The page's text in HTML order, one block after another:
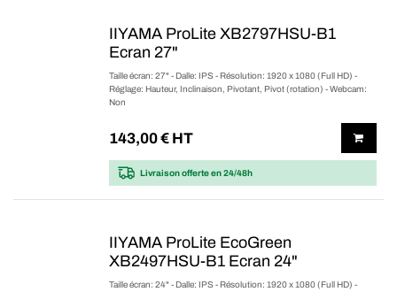
IIYAMA ProLite XB2797HSU-B1
Ecran 27"
Taille écran: 27" - Dalle: IPS - Résolution: 1920 x 1080 (Full HD) -
Réglage: Hauteur, Inclinaison, Pivotant, Pivot (rotation) - Webcam:
Non
143,00€ HT
Livraison offerteen 24/48h
IIYAMA ProLite EcoGreen
XB2497HSU-B1 Ecran 24"
Taille écran: 24" - Dalle: IPS - Résolution: 1920 x 1080 (Full HD) -